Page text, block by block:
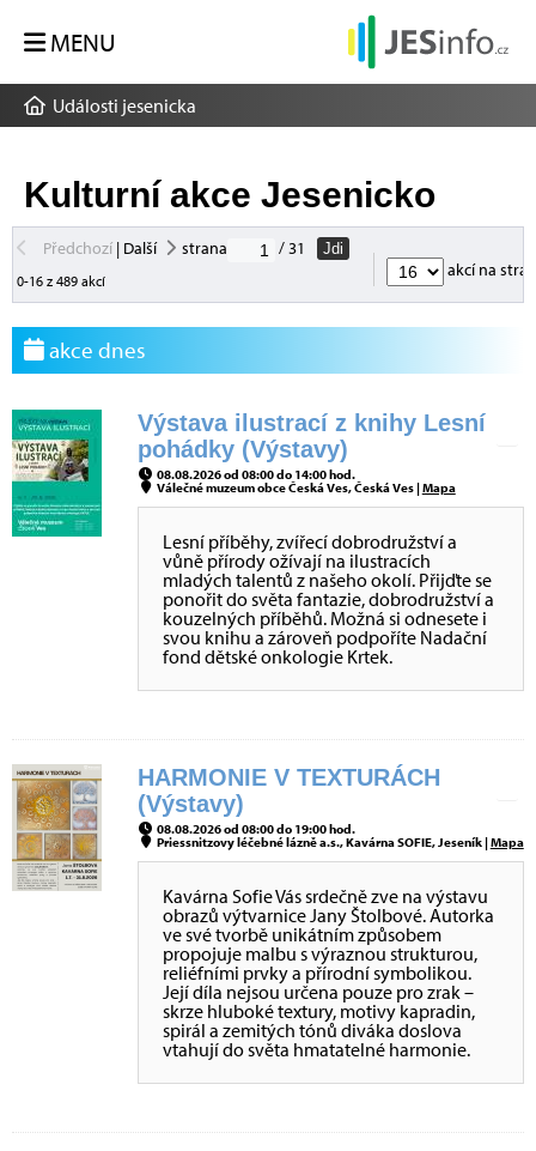
MENU
Události jesenicka
Kulturní akce Jesenicko
Předchozí| Další strana / 31
Jdi
0-16 z 489 akcí
akcí na
akce dnes
Výstava ilustrací z knihy Lesní
pohádky (Výstavy)
08.08.2026 od 08:00 do 14:00 hod.
Válečné muzeum obce Česká Ves, Česká Ves |Mapa
Lesní příběhy, zvířecí dobrodružství a
vůně přírody ožívají na ilustracích
mladých talentů z našeho okolí. Přijďte se
ponořit do světa fantazie, dobrodružství a
kouzelných příběhů. Možná si odnesete i
svou knihu a zároveň podpoříte Nadační
fond dětské onkologie Krtek.
HARMONIE V TEXTURÁCH
(Výstavy)
08.08.2026 od 08:00 do 19:00 hod.
Priessnitzovy léčebné lázně a.s., Kavárna SOFIE, Jeseník |Mapa
Kavárna Sofie Vás srdečně zve na výstavu
obrazů výtvarnice Jany Štolbové. Autorka
ve své tvorbě unikátním způsobem
propojuje malbu s výraznou strukturou,
reliéfními prvky a přírodní symbolikou.
Její díla nejsou určena pouze pro zrak –
skrze hluboké textury, motivy kapradin,
spirál a zemitých tónů diváka doslova
vtahují do světa hmatatelné harmonie.